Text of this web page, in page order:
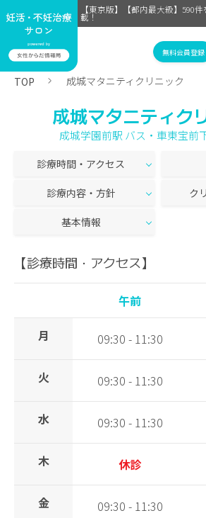
【東京版】【都内最大級】590
載！
無料会員登録
TOP 成城マタニティクリニック
成城マタニティク
成城学園前駅 バス・車東宝前
診療時間・アクセス
診療内容・方針 ク
基本情報
【診療時間・アクセス】
午前
月 09:30 - 11:30
火 09:30 - 11:30
水 09:30 - 11:30
木 休診
金 09:30 - 11:30